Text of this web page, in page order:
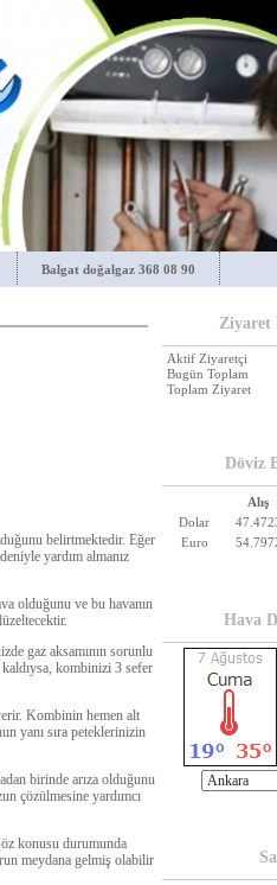
Balgat doğalgaz 368 08 90
belirtmektedir. Eğer
yardım almanız
olduğunu ve bu havanın
gaz aksamının sorunlu
kombinizi 3 sefer
Kombinin hemen alt
yanı sıra peteklerinizin
birinde arıza olduğunu
çözülmesine yardımcı
konusu durumunda
meydana gelmiş olabilir
Ziyaret
Aktif Ziyaretçi
Bugün Toplam
Toplam Ziyaret
Döviz
Alış
Dolar
Euro
Hava